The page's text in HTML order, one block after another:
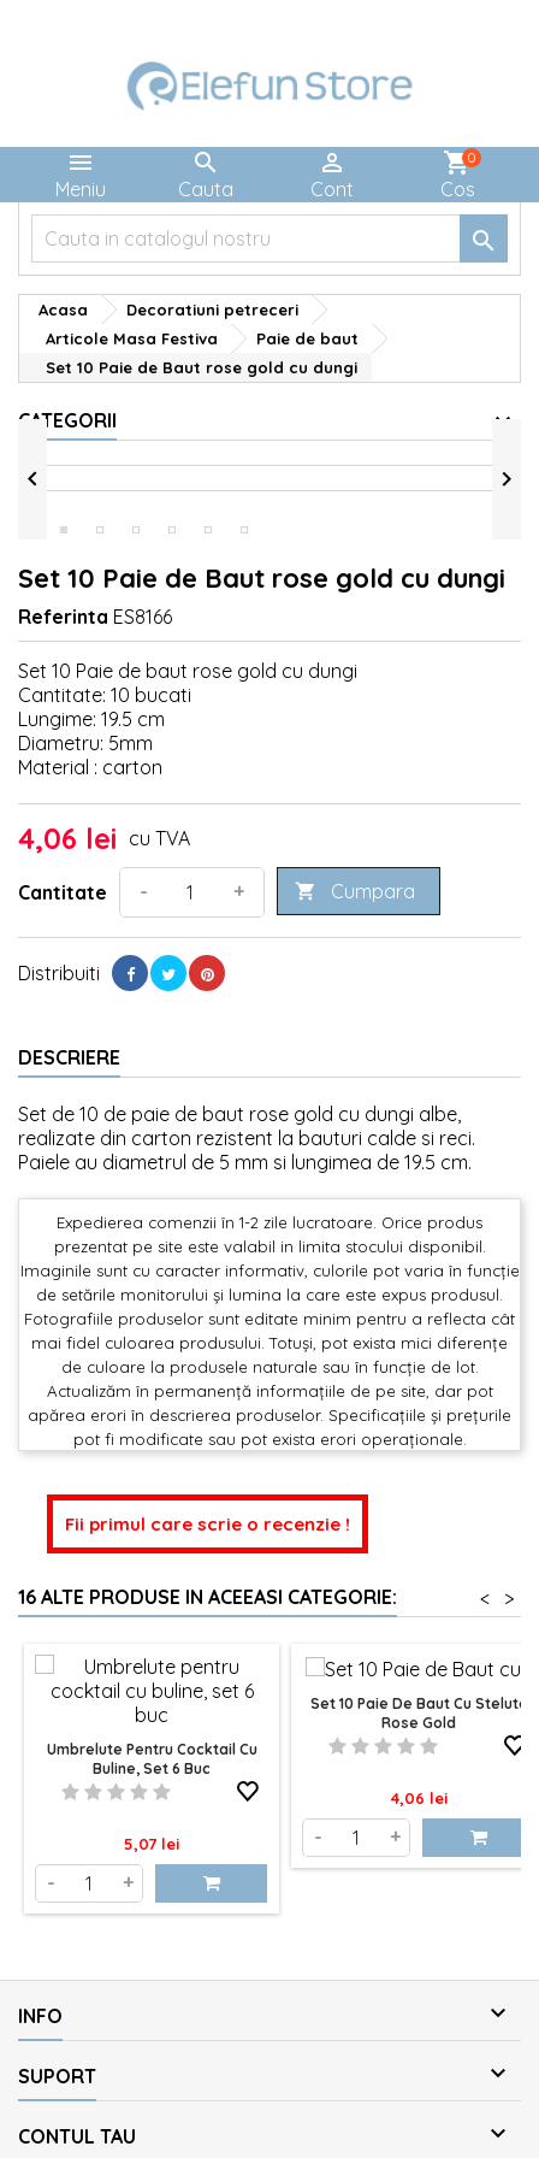

Meniu

Cauta

Cont
shopping_cart
Cos
0

Acasa
Decoratiuni petreceri
Articole Masa Festiva
Paie de baut
Set 10 Paie de Baut rose gold cu dungi
CATEGORII
 
Set 10 Paie de Baut rose gold cu dungi
Referinta ES8166
Set 10 Paie de baut rose gold cu dungi
Cantitate: 10 bucati
Lungime: 19.5 cm
Diametru: 5mm
Material : carton
4,06 lei cu TVA
Cantitate - +  Cumpara
Distribuiti
DESCRIERE
Set de 10 de paie de baut rose gold cu dungi albe,
realizate din carton rezistent la bauturi calde si reci.
Paiele au diametrul de 5 mm si lungimea de 19.5 cm.
Expedierea comenzii în 1-2 zile lucratoare. Orice produs
prezentat pe site este valabil in limita stocului disponibil.
Imaginile sunt cu caracter informativ, culorile pot varia în funcție
de setările monitorului și lumina la care este expus produsul.
Fotografiile produselor sunt editate minim pentru a reflecta cât
mai fidel culoarea produsului. Totuși, pot exista mici diferențe
de culoare la produsele naturale sau în funcție de lot.
Actualizăm în permanență informațiile de pe site, dar pot
apărea erori în descrierea produselor. Specificațiile și prețurile
pot fi modificate sau pot exista erori operaționale.
Fii primul care scrie o recenzie !
16 ALTE PRODUSE IN ACEEASI CATEGORIE: >
<
Umbrelute Pentru Cocktail Cu
Buline, Set 6 Buc
Pret
5,07 lei
- +
Set 10 Paie De Baut Cu Stelute
Rose Gold
Pret
4,06 lei
- +
INFO 
SUPORT 
CONTUL TAU 